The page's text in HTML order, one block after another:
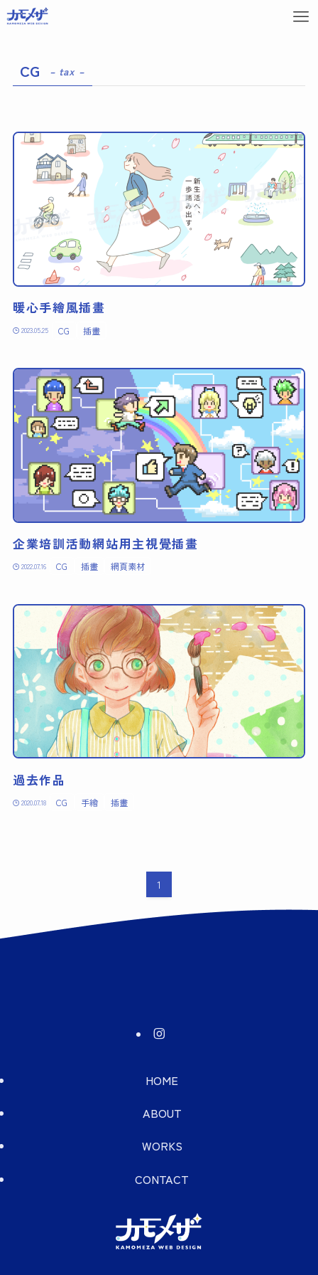
CG – tax –
暖心手繪風插畫
2023.05.25 CG 插畫
企業培訓活動網站用主視覺插畫
2022.07.16 CG 插畫 網頁素材
過去作品
2020.07.18 CG 手繪 插畫
1
HOME
ABOUT
WORKS
CONTACT